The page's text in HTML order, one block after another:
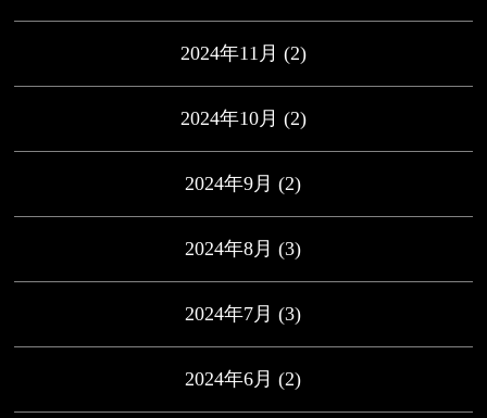
2024年11月 (2)
2024年10月 (2)
2024年9月 (2)
2024年8月 (3)
2024年7月 (3)
2024年6月 (2)